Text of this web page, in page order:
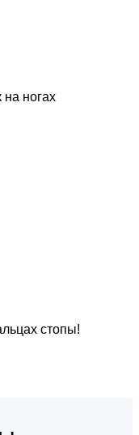
на ногах
стопы!